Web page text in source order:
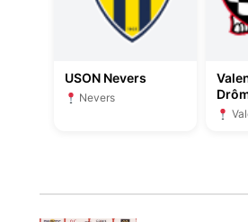
USON Nevers
Nevers